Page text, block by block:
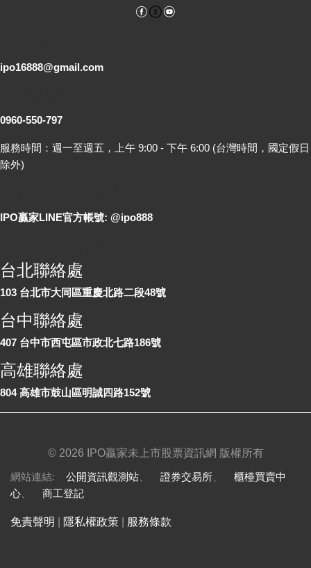
Facebook
ipo16888@gmail.com
0960-550-797
服務時間：週一至週五，上午 9:00 - 下午 6:00 (台灣時間，國定假日
除外)
IPO贏家LINE官方帳號: @ipo888
台北聯絡處
103 台北市大同區重慶北路二段48號
台中聯絡處
407 台中市西屯區市政北七路186號
高雄聯絡處
804 高雄市鼓山區明誠四路152號
© 2026 IPO贏家未上市股票資訊網 版權所有
網站連結: 公開資訊觀測站 證券交易所
櫃檯買賣中
心
商工登記
免責聲明 隱私權政策 服務條款